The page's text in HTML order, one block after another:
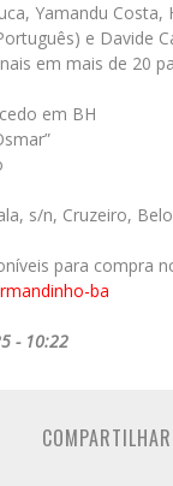
Yamandu Costa,
e Davide
em mais de 20
em BH
s/n, Cruzeiro,
para compra
ba
- 10:22